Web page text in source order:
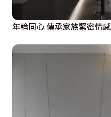
年輪同心 傳承家族緊密情感